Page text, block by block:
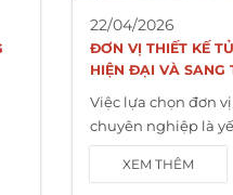
22/04/2026
ĐƠN VỊ THIẾT KẾ
HIỆN ĐẠI VÀ SANG
Việc lựa chọn đơn
chuyên nghiệp là
XEM THÊM